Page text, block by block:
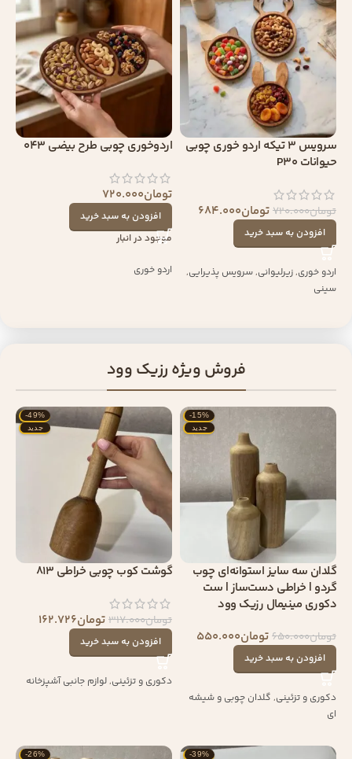
سرویس 3 تیکه اردو خوری چوبی
حیوانات P30
تومان720.000تومان684.000
افزودن به سبد خرید
اردو خوری,زیرلیوانی,سرویس پذیرایی,
سینی
اردوخوری چوبی طرح بیضی 043
تومان720.000
افزودن به سبد خرید
موجود در انبار
اردو خوری
فروش ویژه رزیک وود
-15%
جدید
گلدان سه‌ سایز استوانه‌ای چوب
گردو | خراطی دست‌ساز | ست
دکوری مینیمال رزیک وود
تومان650.000تومان550.000
افزودن به سبد خرید
دکوری و تزئینی, گلدان چوبی و شیشه
ای
-49%
جدید
گوشت کوب چوبی خراطی 813
تومان317.000تومان162.726
افزودن به سبد خرید
دکوری و تزئینی,لوازم جانبی آشپزخانه
-39%
-26%